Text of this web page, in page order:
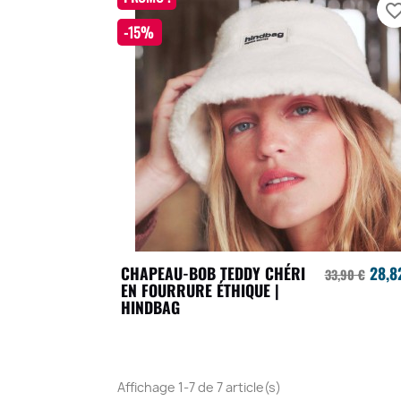
CHAPEAU-BOB TEDDY CHÉRI
EN FOURRURE ÉTHIQUE |
HINDBAG
33,90 €
-15%
Affichage 1-7 de 7 article(s)